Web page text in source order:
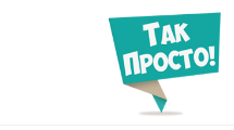
Андрея